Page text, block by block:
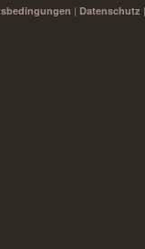
| Datenschutz